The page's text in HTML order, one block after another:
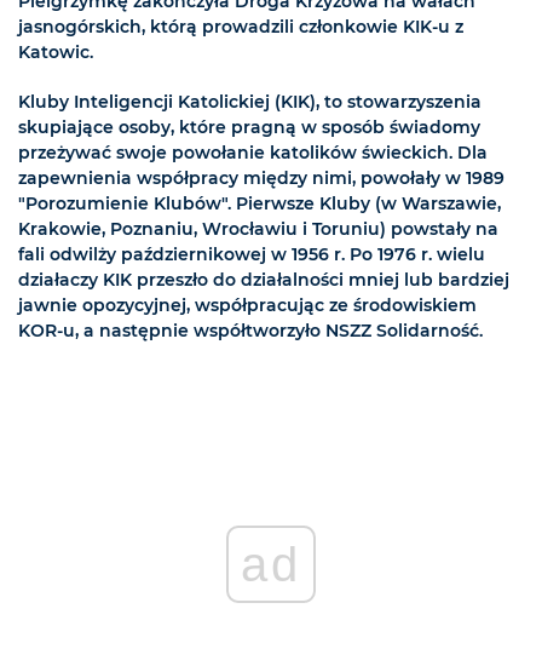
jasnogórskich, którą prowadzili członkowie KIK-u z
Katowic.
Kluby Inteligencji Katolickiej (KIK), to stowarzyszenia
skupiające osoby, które pragną w sposób świadomy
przeżywać swoje powołanie katolików świeckich. Dla
zapewnienia współpracy między nimi, powołały w 1989
"Porozumienie Klubów". Pierwsze Kluby (w Warszawie,
Krakowie, Poznaniu, Wrocławiu i Toruniu) powstały na
fali odwilży październikowej w 1956 r. Po 1976 r. wielu
działaczy KIK przeszło do działalności mniej lub bardziej
jawnie opozycyjnej, współpracując ze środowiskiem
KOR-u, a następnie współtworzyło NSZZ Solidarność.
ad